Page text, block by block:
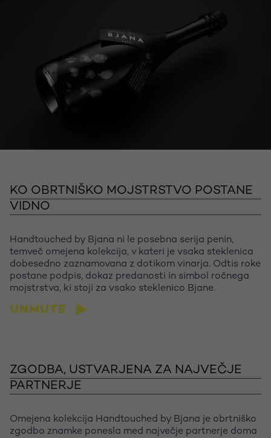
KO OBRTNIŠKO MOJSTRSTVO POSTANE
VIDNO
Handtouched by Bjana ni le posebna serija penin,
temveč omejena kolekcija, v kateri je vsaka steklenica
dobesedno zaznamovana z dotikom vinarja. Odtis roke
postane podpis, dokaz predanosti in simbol ročnega
mojstrstva, ki stoji za vsako steklenico Bjane.
UNMUTE
ZGODBA, USTVARJENA ZA NAJVEČJE
PARTNERJE
Omejena kolekcija Handtouched by Bjana je obrtniško
zgodbo znamke ponesla med največje partnerje doma